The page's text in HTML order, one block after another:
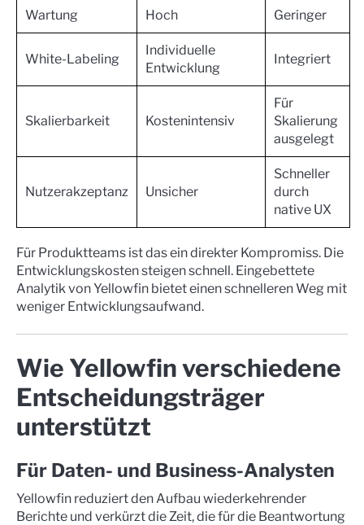
Wartung Hoch Geringer
White-Labeling
Individuelle
Entwicklung
Integriert
Skalierbarkeit Kostenintensiv
Für
Skalierung
ausgelegt
Nutzerakzeptanz Unsicher
Schneller
durch
native UX
Für Produktteams ist das ein direkter Kompromiss. Die
Entwicklungskosten steigen schnell. Eingebettete
Analytik von Yellowfin bietet einen schnelleren Weg mit
weniger Entwicklungsaufwand.
Wie Yellowfin verschiedene
Entscheidungsträger
unterstützt
Für Daten- und Business-Analysten
Yellowfin reduziert den Aufbau wiederkehrender
Berichte und verkürzt die Zeit, die für die Beantwortung